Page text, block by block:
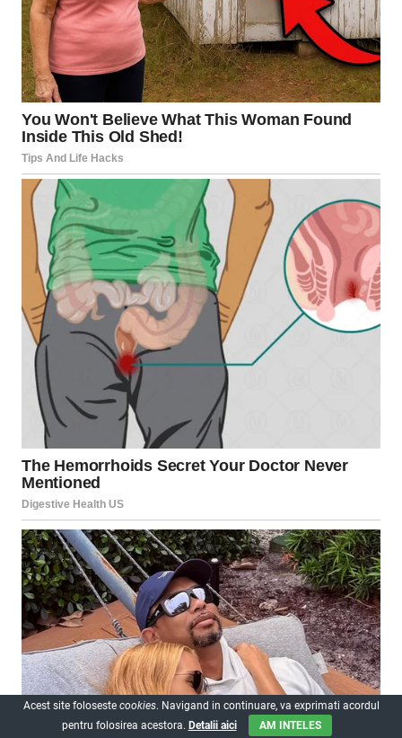
Acest site foloseste cookies. Navigand in continuare, va exprimati acordul
pentru folosirea acestora. Detalii aici AM INTELES